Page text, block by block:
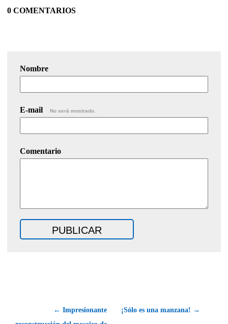
0 COMENTARIOS
Nombre
E-mail No será mostrado.
Comentario
← Impresionante
¡Sólo es una manzana! →